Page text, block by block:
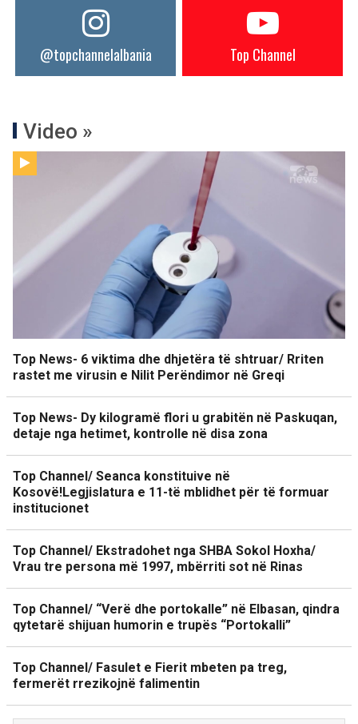
@topchannelalbania Top Channel
Video »
Top News- 6 viktima dhe dhjetëra të shtruar/ Rriten
rastet me virusin e Nilit Perëndimor në Greqi
Top News- Dy kilogramë flori u grabitën në Paskuqan,
detaje nga hetimet, kontrolle në disa zona
Top Channel/ Seanca konstituive në
Kosovë!Legjislatura e 11-të mblidhet për të formuar
institucionet
Top Channel/ Ekstradohet nga SHBA Sokol Hoxha/
Vrau tre persona më 1997, mbërriti sot në Rinas
Top Channel/ “Verë dhe portokalle” në Elbasan, qindra
qytetarë shijuan humorin e trupës “Portokalli”
Top Channel/ Fasulet e Fierit mbeten pa treg,
fermerët rrezikojnë falimentin